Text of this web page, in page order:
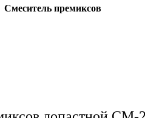
Смеситель премиксов